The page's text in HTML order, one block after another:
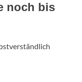
noch bis